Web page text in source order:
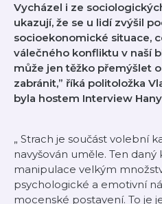
Vycházel i ze
ukazují, že se u lidí zvýšil
socioekonomické situace,
válečného konfliktu v naší
může jen těžko přemýšlet
zabránit,” říká politoložka
byla hostem Interview
„ Strach je součást volební
navyšován uměle. Ten
manipulace velkým
psychologické a emotivní
mocenské postavení. To je